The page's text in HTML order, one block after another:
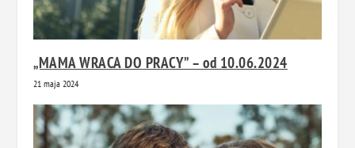
„MAMA WRACA DO PRACY” – od 10.06.2024
21 maja 2024